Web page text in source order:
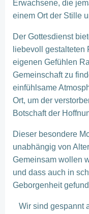
Erwachsene, die
einem Ort der Stille
Der Gottesdienst
liebevoll gestalteten
eigenen Gefühlen
Gemeinschaft zu
einfühlsame
Ort, um der
Botschaft der
Dieser besondere
unabhängig von
Gemeinsam wollen
und dass auch in
Geborgenheit
Wir sind gespannt